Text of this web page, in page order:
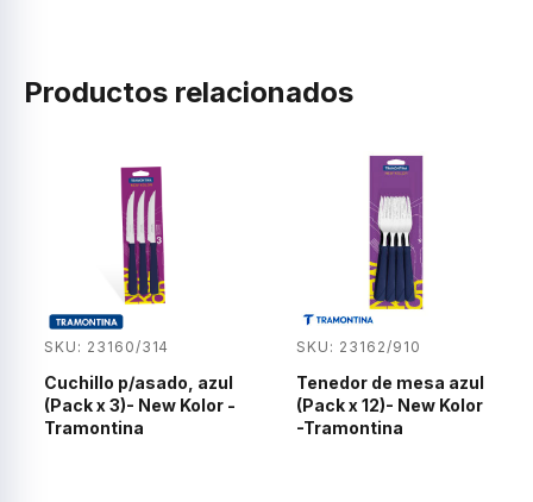
Productos relacionados
SKU: 23160/314
Cuchillo p/asado, azul
(Pack x 3)- New Kolor -
Tramontina
SKU: 23162/910
Tenedor de mesa azul
(Pack x 12)- New Kolor
-Tramontina